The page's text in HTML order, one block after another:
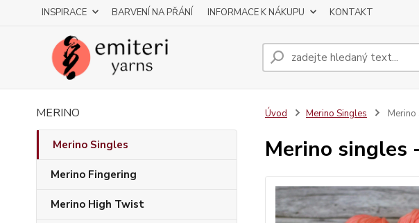
INSPIRACE BARVENÍ NA PŘÁNÍ INFORMACE K NÁKUPU KONTAKT
MERINO
Merino Singles
Merino Fingering
Merino High Twist
Úvod Merino Singles
Merino singles